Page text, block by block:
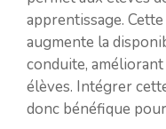
apprentissage.
augmente la
conduite,
élèves. Intégrer
donc bénéfique